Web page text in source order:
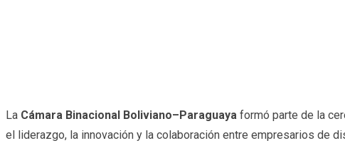
La Cámara Binacional Boliviano–Paraguaya formó parte de la
el liderazgo, la innovación y la colaboración entre empresarios de